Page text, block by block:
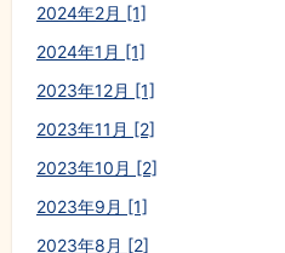
2024年2月 [1]
2024年1月 [1]
2023年12月 [1]
2023年11月 [2]
2023年10月 [2]
2023年9月 [1]
2023年8月 [2]